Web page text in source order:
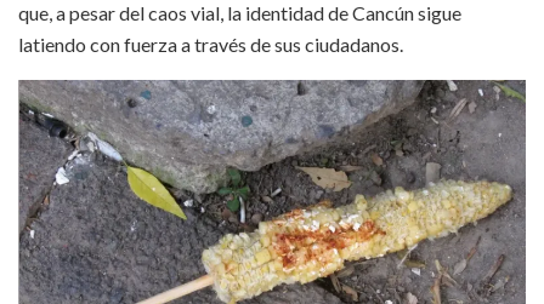
que, a pesar del caos vial, la identidad de Cancún sigue
latiendo con fuerza a través de sus ciudadanos.